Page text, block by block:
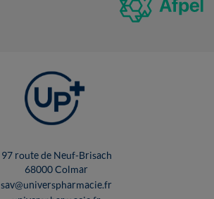
97 route de Neuf-Brisach
68000 Colmar
sav@universpharmacie.fr